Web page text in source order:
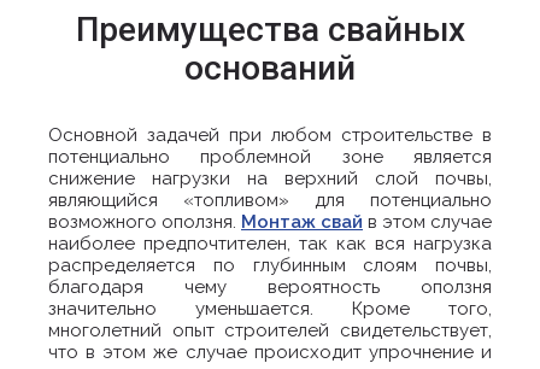
Преимущества свайных
оснований
Основной задачей при любом строительстве в
потенциально проблемной зоне является
снижение нагрузки на верхний слой почвы,
являющийся «топливом» для потенциально
возможного оползня. Монтаж свай в этом случае
наиболее предпочтителен, так как вся нагрузка
распределяется по глубинным слоям почвы,
благодаря чему вероятность оползня
значительно уменьшается. Кроме того,
многолетний опыт строителей свидетельствует,
что в этом же случае происходит упрочнение и